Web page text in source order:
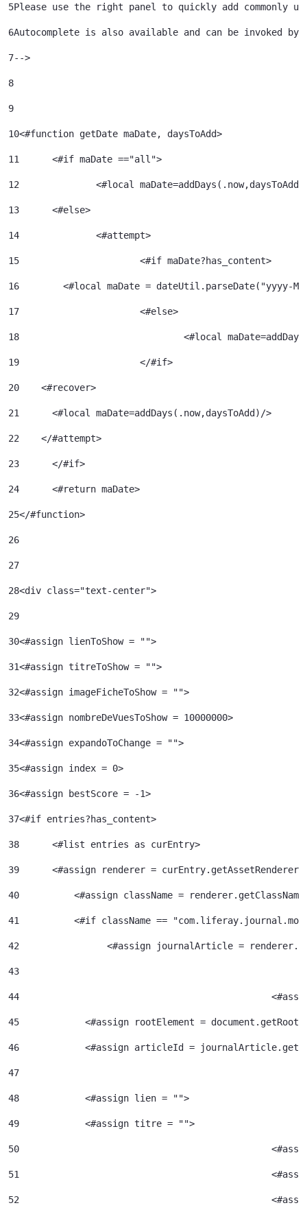
5Please use the right panel to quickly add commonly
6Autocomplete is also available and can be invoked
7-->
8
9
10<#function getDate maDate, daysToAdd>
11
	<#if maDate =="all">
12
<#local
13
	<#else>
14
		<#attempt>
15
			<#if maDate?has_content>
16
<#local maDate = dateUtil.parseDate("yyyy-
17
			<#else>
18
<#local
19
			</#if>
20
    <#recover>
21
      <#local maDate=addDays(.now,daysToAdd)/>
22
    </#attempt>
23
	</#if>
24
	<#return maDate>
25</#function>
26
27
28<div class="text-center">
29
30<#assign lienToShow = "">
31<#assign titreToShow = "">
32
33
34<#assign expandoToChange = "">
35
36<#assign bestScore = -1>
37<#if entries?has_content>
38
	<#list entries as curEntry>
39
<#assign renderer =
40
<#assign className =
41
<#if className ==
42
<#assign journalArticle =
43
44
45
<#assign rootElement =
46
<#assign articleId =
47
48
            <#assign lien = "">
49
            <#assign titre = "">
50
51
52